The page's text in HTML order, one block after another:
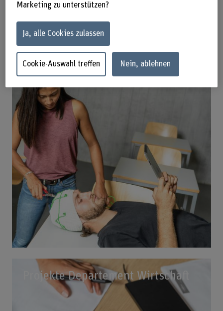
Labs Departement Wirtschaft
Projekte Departement Wirtschaft
Marketing zu unterstützen?
Ja, alle Cookies zulassen
Cookie-Auswahl treffen Nein, ablehnen